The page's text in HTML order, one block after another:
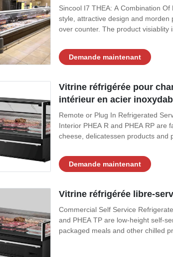
Sincool I7 THEA: A Combination
style, attractive design and
over counter. The product visiablity
Demande maintenant
Vitrine réfrigérée pour
intérieur en acier
Remote or Plug In Refrigerated
Interior PHEA R and PHEA RP are
cheese, delicatessen products and
Demande maintenant
Vitrine réfrigérée libre-
Commercial Self Service
and PHEA TP are low-height self-
packaged meals and other chilled